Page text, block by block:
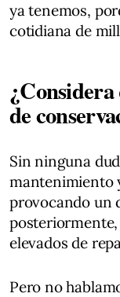
ya tenemos,
cotidiana de
de
Sin ninguna
mantenimiento
provocando un
elevados de
Pero no